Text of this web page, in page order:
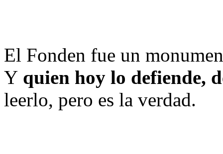
El Fonden fue un
Y quien hoy lo defiende,
leerlo, pero es la verdad.